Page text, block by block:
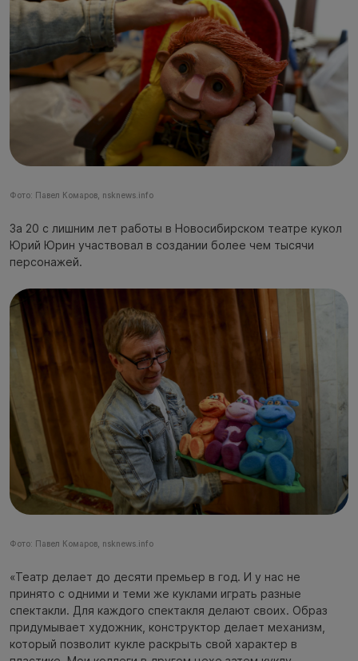
Фото: Павел Комаров, nsknews.info
За 20 с лишним лет работы в Новосибирском театре кукол
Юрий Юрин участвовал в создании более чем тысячи
персонажей.
Фото: Павел Комаров, nsknews.info
«Театр делает до десяти премьер в год. И у нас не
принято с одними и теми же куклами играть разные
спектакли. Для каждого спектакля делают своих. Образ
придумывает художник, конструктор делает механизм,
который позволит кукле раскрыть свой характер в